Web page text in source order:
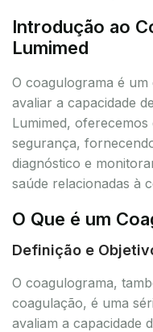
Introdução ao
Lumimed
O coagulograma é
avaliar a capacidade
Lumimed,
segurança,
diagnóstico e
saúde relacionadas à
O Que é um
Definição e
O coagulograma,
coagulação, é uma
avaliam a capacidade